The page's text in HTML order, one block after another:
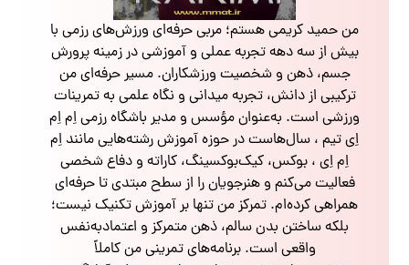
من حمید کریمی هستم؛ مربی حرفه‌ای ورزش‌های رزمی با
بیش از سه دهه تجربه عملی و آموزشی در زمینه پرورش
جسم، ذهن و شخصیت ورزشکاران. مسیر حرفه‌ای من
ترکیبی از دانش، تجربه میدانی و نگاه علمی به تمرینات
ورزشی است. به‌عنوان مؤسس و مدیر باشگاه رزمی اِم اِم
اِی تیم ، سال‌هاست در حوزه آموزش رشته‌هایی مانند اِم
اِم اِی ، بوکس، کیک‌بوکسینگ، کاراته و دفاع شخصی
فعالیت می‌کنم و هنرجویان را از سطح مبتدی تا حرفه‌ای
همراهی کرده‌ام. تمرکز من تنها بر آموزش تکنیک نیست؛
بلکه ساختن بدن سالم، ذهن متمرکز و اعتمادبه‌نفس
واقعی است. برنامه‌های تمرینی من کاملاً